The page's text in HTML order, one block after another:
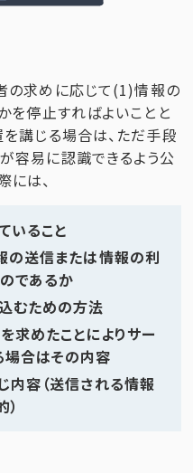
の求めに応じて(1)情報の
を停止すればよいことと
を講じる場合は、ただ手段
容易に認識できるよう公
には、
いること
の送信または情報の利
であるか
むための方法
求めたことによりサー
合はその内容
内容（送信される情報